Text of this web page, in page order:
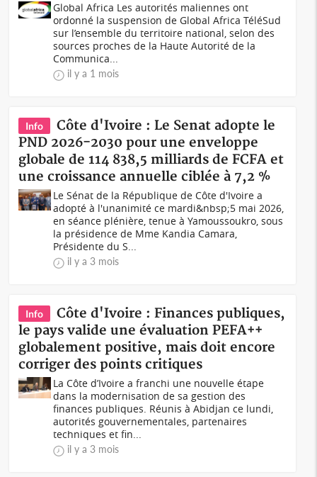
Global Africa Les autorités maliennes ont
ordonné la suspension de Global Africa TéléSud
sur l’ensemble du territoire national, selon des
sources proches de la Haute Autorité de la
Communica...
il y a 1 mois
Info
Côte d'Ivoire : Le Senat adopte le
PND 2026-2030 pour une enveloppe
globale de 114 838,5 milliards de FCFA et
une croissance annuelle ciblée à 7,2 %
Le Sénat de la République de Côte d'Ivoire a
adopté à l'unanimité ce mardi&nbsp;5 mai 2026,
en séance plénière, tenue à Yamoussoukro, sous
la présidence de Mme Kandia Camara,
Présidente du S...
il y a 3 mois
Info
Côte d'Ivoire : Finances publiques,
le pays valide une évaluation PEFA++
globalement positive, mais doit encore
corriger des points critiques
La Côte d’Ivoire a franchi une nouvelle étape
dans la modernisation de sa gestion des
finances publiques. Réunis à Abidjan ce lundi,
autorités gouvernementales, partenaires
techniques et fin...
il y a 3 mois